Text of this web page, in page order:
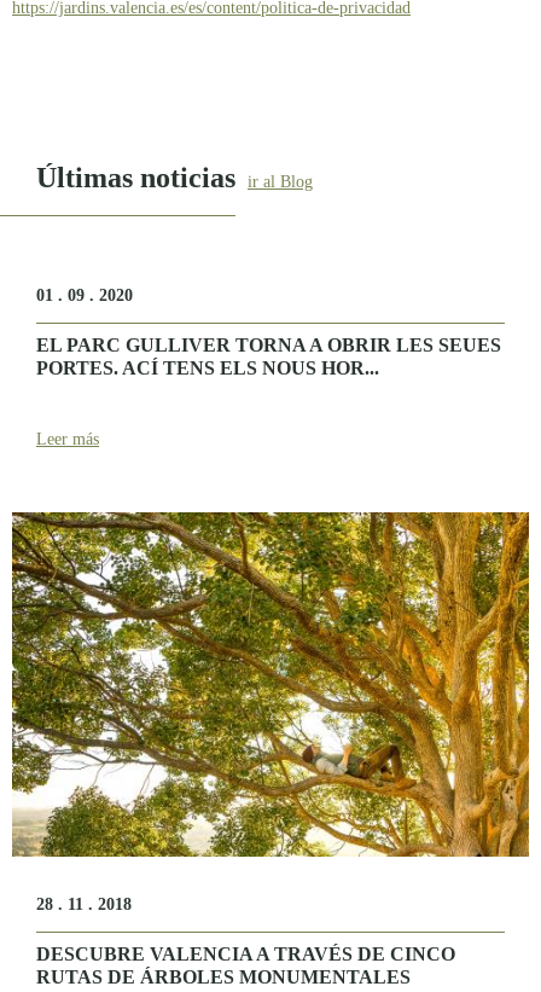
https://jardins.valencia.es/es/content/politica-de-privacidad
Últimas noticias ir al Blog
01 . 09 . 2020
EL PARC GULLIVER TORNA A OBRIR LES SEUES
PORTES. ACÍ TENS ELS NOUS HOR...
Leer más
28 . 11 . 2018
DESCUBRE VALENCIA A TRAVÉS DE CINCO
RUTAS DE ÁRBOLES MONUMENTALES